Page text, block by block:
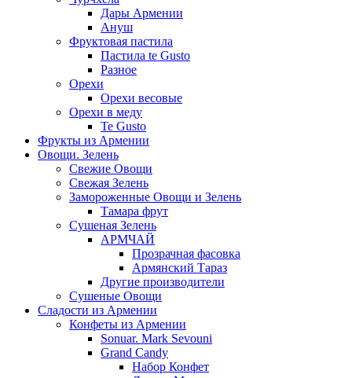
Дары Армении
Ануш
Фруктовая пастила
Пастила te Gusto
Разное
Орехи
Орехи весовые
Орехи в меду
Te Gusto
Фрукты из Армении
Овощи. Зелень
Свежие Овощи
Свежая Зелень
Замороженные Овощи и Зелень
Тамара фрут
Сушеная Зелень
АРМЧАЙ
Прозрачная фасовка
Армянский Тараз
Другие производители
Сушеные Овощи
Сладости из Армении
Конфеты из Армении
Sonuar. Mark Sevouni
Grand Candy
Набор Конфет